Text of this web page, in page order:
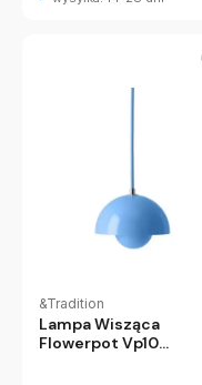
&Tradition
Lampa Wisząca
Flowerpot Vp10